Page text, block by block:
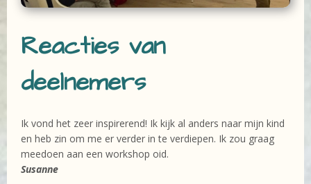
Reacties van
deelnemers
Ik vond het zeer inspirerend! Ik kijk al anders naar mijn kind
en heb zin om me er verder in te verdiepen. Ik zou graag
meedoen aan een workshop oid.
Susanne